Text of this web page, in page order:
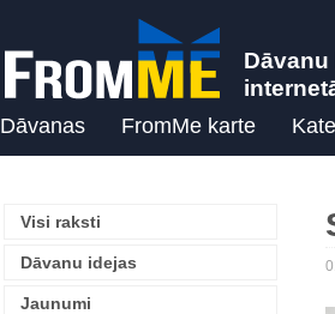
Dāvanu
Dāvanas FromMe karte
Visi raksti
Dāvanu idejas
Jaunumi